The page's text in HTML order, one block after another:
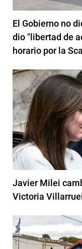
El Gobierno no
dio "libertad de
horario por la
Javier Milei
Victoria